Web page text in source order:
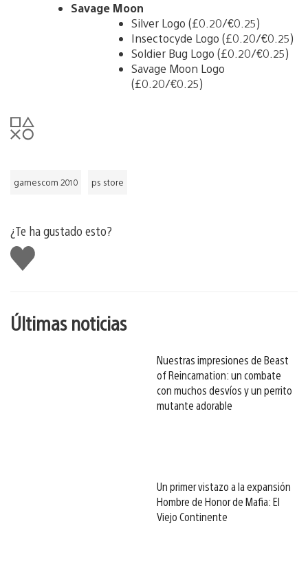
Savage Moon
Silver Logo (£0.20/€0.25)
Insectocyde Logo (£0.20/€0.25)
Soldier Bug Logo (£0.20/€0.25)
Savage Moon Logo
(£0.20/€0.25)
gamescom 2010 ps store
¿Te ha gustado esto?
Me
gusta
Últimas noticias
Nuestras impresiones de Beast
of Reincarnation: un combate
con muchos desvíos y un perrito
mutante adorable
Un primer vistazo a la expansión
Hombre de Honor de Mafia: El
Viejo Continente